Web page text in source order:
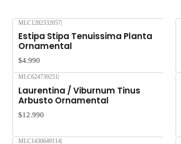
MLC1282332057
Estipa Stipa Tenuissima Planta
Ornamental
$4.990
MLC624739251
Laurentina / Viburnum Tinus
Arbusto Ornamental
$12.990
MLC1430649114|